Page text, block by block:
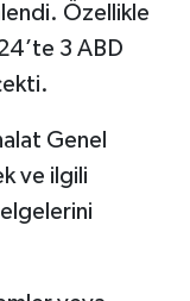
Özellikle
3 ABD
Genel
ve ilgili